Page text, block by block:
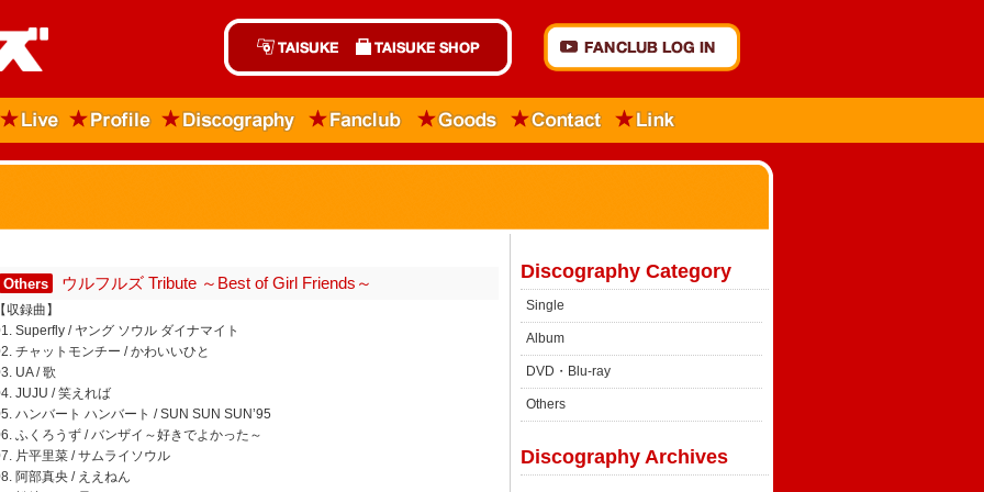
Others ウルフルズ Tribute ～Best of Girl Friends～
収録曲】
Superfly / ヤング ソウル ダイナマイト
チャットモンチー / かわいいひと
UA / 歌
JUJU / 笑えれば
ハンバート ハンバート / SUN SUN SUN’95
ふくろうず / バンザイ～好きでよかった～
片平里菜 / サムライソウル
阿部真央 / ええねん
Discography Category
Single
Album
DVD・Blu-ray
Others
Discography Archives